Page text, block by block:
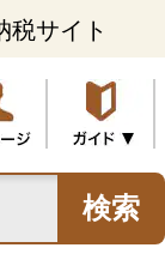
税サイト
検索